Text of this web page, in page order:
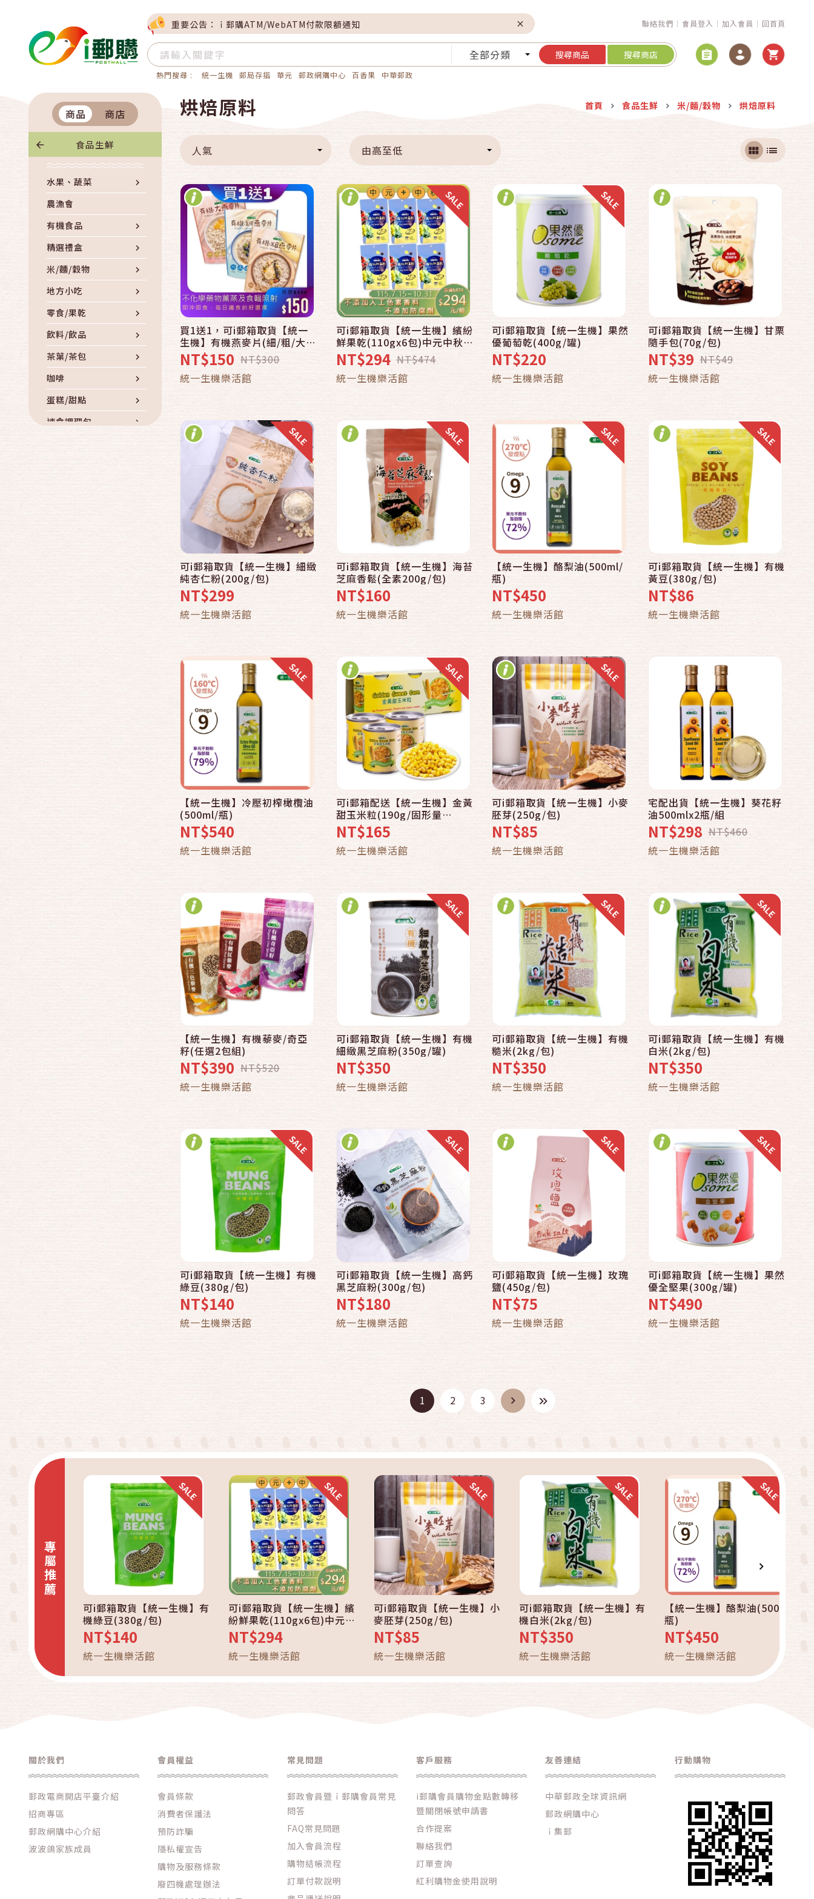
重要公告：ｉ郵購ATM/WebATM付款限額通知 聯絡我們 會員登入 加入會員 回首頁
全部分類 搜尋商品 搜尋商店
熱門搜尋 : 統一生機 郵局存摺 華元 郵政網購中心 百香果 中華郵政
商品 商店
食品生鮮
水果、蔬菜
農漁會
有機食品
精選禮盒
米/麵/穀物
地方小吃
零食/果乾
飲料/飲品
茶葉/茶包
咖啡
蛋糕/甜點
速食調理包
烘焙原料 首頁 食品生鮮 米/麵/穀物 烘焙原料
人氣 由高至低
快速結帳
買1送1，可i郵箱取貨【統一
生機】有機燕麥片(細/粗/大燕
麥片/任選400g/包)
NT$150 NT$300
統一生機樂活館
可i郵箱取貨【統一生機】繽紛
鮮果乾(110gx6包)中元中秋_
免運
NT$294 NT$474
統一生機樂活館
可i郵箱取貨【統一生機】果然
優葡萄乾(400g/罐)
NT$220
統一生機樂活館
快速結帳
加入購物車
可i郵箱取貨【統一生機】甘栗
隨手包(70g/包)
NT$39 NT$49
統一生機樂活館
快速結帳
加入購物車
可i郵箱取貨【統一生機】細緻
純杏仁粉(200g/包)
NT$299
統一生機樂活館
快速結帳
加入購物車
可i郵箱取貨【統一生機】海苔
芝麻香鬆(全素200g/包)
NT$160
統一生機樂活館
快速結帳
加入購物車
【統一生機】酪梨油(500ml/
瓶)
NT$450
統一生機樂活館
快速結帳
加入購物車
可i郵箱取貨【統一生機】有機
黃豆(380g/包)
NT$86
統一生機樂活館
快速結帳
加入購物車
【統一生機】冷壓初榨橄欖油
(500ml/瓶)
NT$540
統一生機樂活館
快速結帳
加入購物車
可i郵箱配送【統一生機】金黃
甜玉米粒(190g/固形量
150gx3罐/組)
NT$165
統一生機樂活館
快速結帳
加入購物車
可i郵箱取貨【統一生機】小麥
胚芽(250g/包)
NT$85
統一生機樂活館
快速結帳
加入購物車
宅配出貨【統一生機】葵花籽
油500mlx2瓶/組
NT$298 NT$460
統一生機樂活館
快速結帳
加入購物車
【統一生機】有機藜麥/奇亞
籽(任選2包組)
NT$390 NT$520
統一生機樂活館
到貨通知我
可i郵箱取貨【統一生機】有機
細緻黑芝麻粉(350g/罐)
NT$350
統一生機樂活館
快速結帳
加入購物車
可i郵箱取貨【統一生機】有機
糙米(2kg/包)
NT$350
統一生機樂活館
快速結帳
加入購物車
可i郵箱取貨【統一生機】有機
白米(2kg/包)
NT$350
統一生機樂活館
快速結帳
加入購物車
可i郵箱取貨【統一生機】有機
綠豆(380g/包)
NT$140
統一生機樂活館
到貨通知我
可i郵箱取貨【統一生機】高鈣
黑芝麻粉(300g/包)
NT$180
統一生機樂活館
快速結帳
加入購物車
可i郵箱取貨【統一生機】玫瑰
鹽(450g/包)
NT$75
統一生機樂活館
快速結帳
加入購物車
可i郵箱取貨【統一生機】果然
優全堅果(300g/罐)
NT$490
統一生機樂活館
1 2 3
專屬推薦
可i郵箱取貨【統一生機】有
機綠豆(380g/包)
NT$140
統一生機樂活館
可i郵箱取貨【統一生機】繽
紛鮮果乾(110gx6包)中元中
秋_免運
NT$294
統一生機樂活館
快速結帳
可i郵箱取貨【統一生機】小
麥胚芽(250g/包)
NT$85
統一生機樂活館
可i郵箱取貨【統一生機】有
機白米(2kg/包)
NT$350
統一生機樂活館
【統一生機】酪梨油(500ml/
瓶)
NT$450
統一生機樂活館
關於我們
郵政電商開店平臺介紹
招商專區
郵政網購中心介紹
波波鴿家族成員
會員權益
會員條款
消費者保護法
預防詐騙
隱私權宣告
購物及服務條款
廢四機處理辦法
常見問題
郵政會員暨ｉ郵購會員常見
問答
FAQ常見問題
加入會員流程
購物結帳流程
訂單付款說明
客戶服務
i郵購會員購物金點數轉移
暨關閉帳號申請書
合作提案
聯絡我們
訂單查詢
紅利購物金使用說明
友善連結
中華郵政全球資訊網
郵政網購中心
ｉ集郵
行動購物